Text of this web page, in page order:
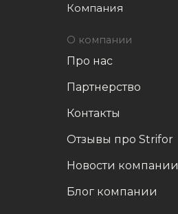
Компания
О компании
Про нас
Партнерство
Контакты
Отзывы про Strifor
Новости компании
Блог компании